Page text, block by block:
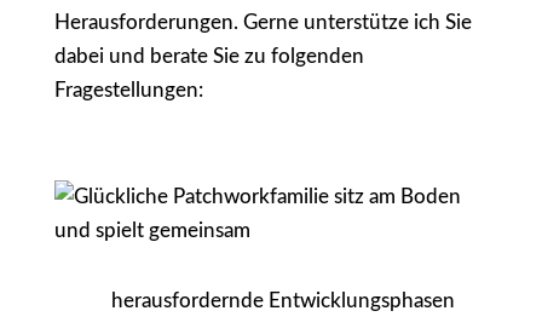
Herausforderungen. Gerne unterstütze ich Sie
dabei und berate Sie zu folgenden
Fragestellungen:
herausfordernde Entwicklungsphasen